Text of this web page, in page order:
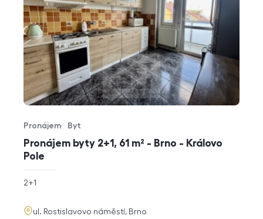
Pronájem byty 2+1, 61 m² - Brno - Královo
Pole
Typ nabídky
Pronájem
Typ nemovitosti
Byt
rozměry
dispozice
2+1
adresa
ul. Rostislavovo náměstí, Brno